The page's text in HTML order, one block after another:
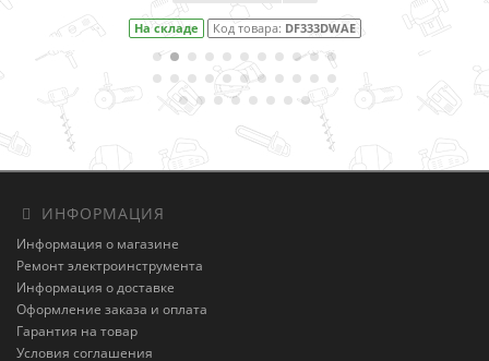
На складе Код товара:
ИНФОРМАЦИЯ
Информация о магазине
Ремонт электроинструмента
Информация о доставке
Оформление заказа и оплата
Гарантия на товар
Условия соглашения